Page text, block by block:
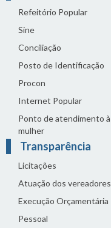
Refeitório Popular
Sine
Conciliação
Posto de Identificação
Procon
Internet Popular
Ponto de atendimento à
mulher
Transparência
Licitações
Atuação dos vereadores
Execução Orçamentária
Pessoal